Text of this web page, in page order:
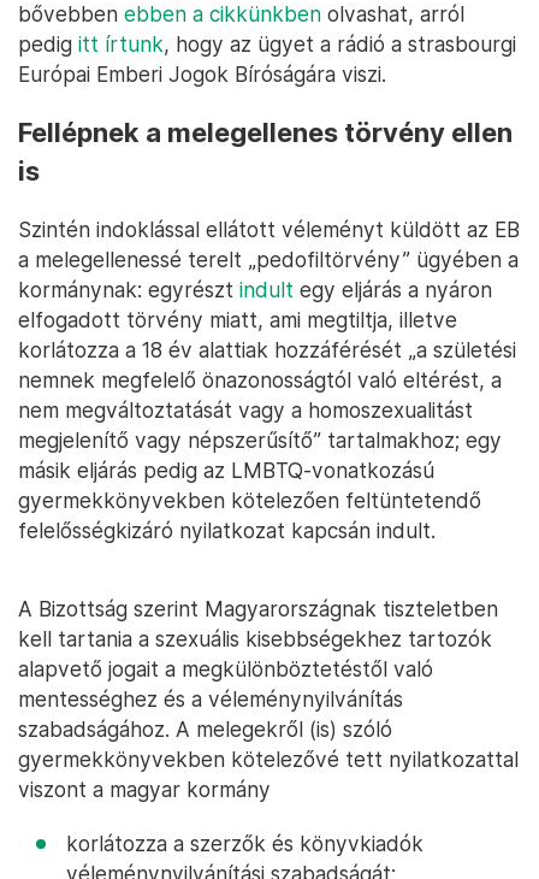
bővebben ebben a cikkünkben olvashat, arról
pedig itt írtunk, hogy az ügyet a rádió a strasbourgi
Európai Emberi Jogok Bíróságára viszi.
Fellépnek a melegellenes törvény ellen
is
Szintén indoklással ellátott véleményt küldött az EB
a melegellenessé terelt „pedofiltörvény” ügyében a
kormánynak: egyrészt indult egy eljárás a nyáron
elfogadott törvény miatt, ami megtiltja, illetve
korlátozza a 18 év alattiak hozzáférését „a születési
nemnek megfelelő önazonosságtól való eltérést, a
nem megváltoztatását vagy a homoszexualitást
megjelenítő vagy népszerűsítő” tartalmakhoz; egy
másik eljárás pedig az LMBTQ-vonatkozású
gyermekkönyvekben kötelezően feltüntetendő
felelősségkizáró nyilatkozat kapcsán indult.
A Bizottság szerint Magyarországnak tiszteletben
kell tartania a szexuális kisebbségekhez tartozók
alapvető jogait a megkülönböztetéstől való
mentességhez és a véleménynyilvánítás
szabadságához. A melegekről (is) szóló
gyermekkönyvekben kötelezővé tett nyilatkozattal
viszont a magyar kormány
korlátozza a szerzők és könyvkiadók
véleménynyilvánítási szabadságát;